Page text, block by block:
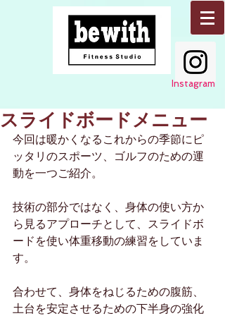
Instagram
スライドボードメニュー
今回は暖かくなるこれからの季節にピ
ッタリのスポーツ、ゴルフのための運
動を一つご紹介。
技術の部分ではなく、身体の使い方か
ら見るアプローチとして、スライドボ
ードを使い体重移動の練習をしていま
す。
合わせて、身体をねじるための腹筋、
土台を安定させるための下半身の強化